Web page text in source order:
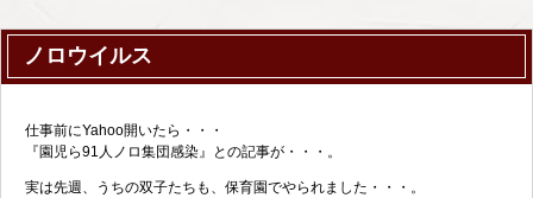
ノロウイルス
仕事前にYahoo開いたら・・・
『園児ら91人ノロ集団感染』との記事が・・・。
実は先週、うちの双子たちも、保育園でやられました・・・。